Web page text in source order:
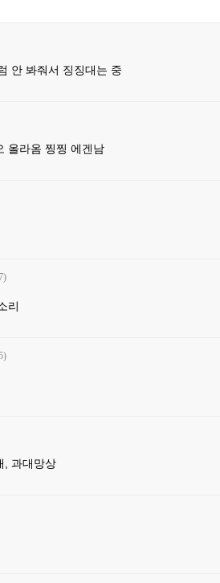
안 봐줘서 징징대는 중
올라옴 찡찡 에겐남
리
, 과대망상